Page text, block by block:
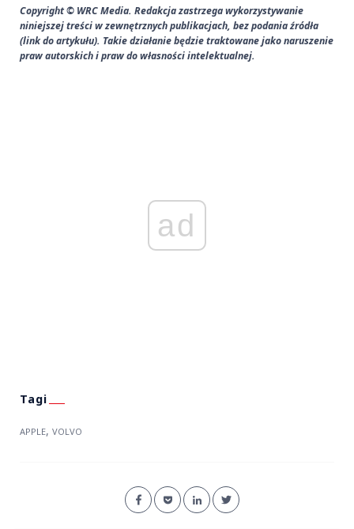
Copyright © WRC Media. Redakcja zastrzega wykorzystywanie
niniejszej treści w zewnętrznych publikacjach, bez podania źródła
(link do artykułu). Takie działanie będzie traktowane jako naruszenie
praw autorskich i praw do własności intelektualnej.
ad
APPLE, VOLVO